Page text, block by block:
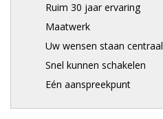
Ruim 30 jaar ervaring
Maatwerk
Uw wensen staan centraal
Snel kunnen schakelen
Eén aanspreekpunt